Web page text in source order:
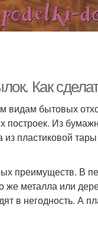
Как
видам бытовых
Из
пластиковой тары
преимуществ. В
же металла или
в негодность. А